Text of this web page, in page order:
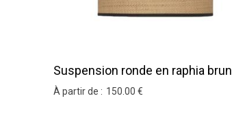
Suspension ronde en raphia brun
bordure noir
À partir de : 150 .00 €